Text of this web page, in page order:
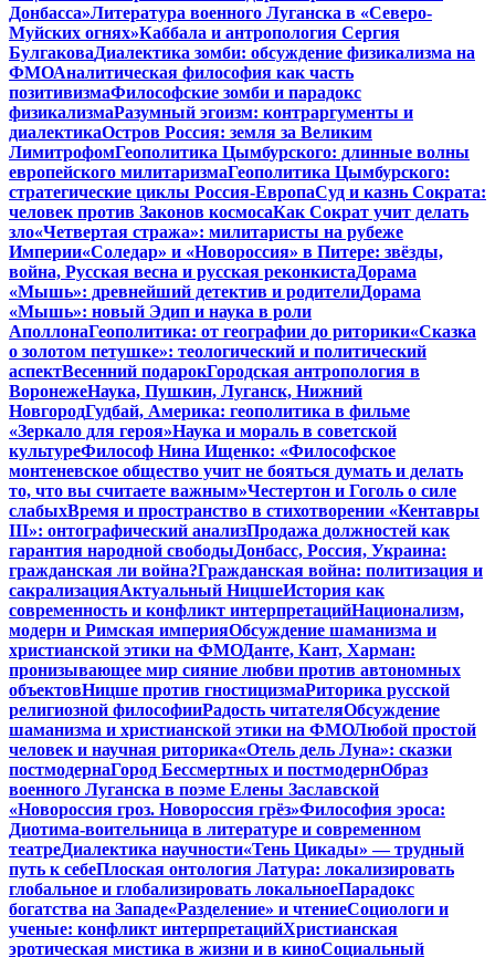
Донбасса»Литература военного Луганска в «Северо-
Муйских огнях»Каббала и антропология Сергия
БулгаковаДиалектика зомби: обсуждение физикализма на
ФМОАналитическая философия как часть
позитивизмаФилософские зомби и парадокс
физикализмаРазумный эгоизм: контраргументы и
диалектикаОстров Россия: земля за Великим
ЛимитрофомГеополитика Цымбурского: длинные волны
европейского милитаризмаГеополитика Цымбурского:
стратегические циклы Россия-ЕвропаСуд и казнь Сократа:
человек против Законов космосаКак Сократ учит делать
зло«Четвертая стража»: милитаристы на рубеже
Империи«Соледар» и «Новороссия» в Питере: звёзды,
война, Русская весна и русская реконкистаДорама
«Мышь»: древнейший детектив и родителиДорама
«Мышь»: новый Эдип и наука в роли
АполлонаГеополитика: от географии до риторики«Сказка
о золотом петушке»: теологический и политический
аспектВесенний подарокГородская антропология в
ВоронежеНаука, Пушкин, Луганск, Нижний
НовгородГудбай, Америка: геополитика в фильме
«Зеркало для героя»Наука и мораль в советской
культуреФилософ Нина Ищенко: «Философское
монтеневское общество учит не бояться думать и делать
то, что вы считаете важным»Честертон и Гоголь о силе
слабыхВремя и пространство в стихотворении «Кентавры
III»: онтографический анализПродажа должностей как
гарантия народной свободыДонбасс, Россия, Украина:
гражданская ли война?Гражданская война: политизация и
сакрализацияАктуальный НицшеИстория как
современность и конфликт интерпретацийНационализм,
модерн и Римская империяОбсуждение шаманизма и
христианской этики на ФМОДанте, Кант, Харман:
пронизывающее мир сияние любви против автономных
объектовНицше против гностицизмаРиторика русской
религиозной философииРадость читателяОбсуждение
шаманизма и христианской этики на ФМОЛюбой простой
человек и научная риторика«Отель дель Луна»: сказки
постмодернаГород Бессмертных и постмодернОбраз
военного Луганска в поэме Елены Заславской
«Новороссия гроз. Новороссия грёз»Философия эроса:
Диотима-воительница в литературе и современном
театреДиалектика научности«Тень Цикады» — трудный
путь к себеПлоская онтология Латура: локализировать
глобальное и глобализировать локальноеПарадокс
богатства на Западе«Разделение» и чтениеСоциологи и
ученые: конфликт интерпретацийХристианская
эротическая мистика в жизни и в киноСоциальный